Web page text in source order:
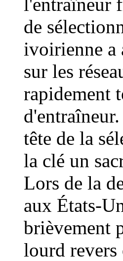
de
ivoirienne a
sur les
rapidement
tête de la
la clé un
Lors de la
aux États-
brièvement
lourd revers